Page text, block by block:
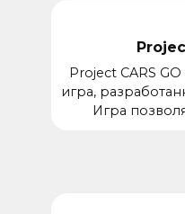
Project CARS
игра,
Игра